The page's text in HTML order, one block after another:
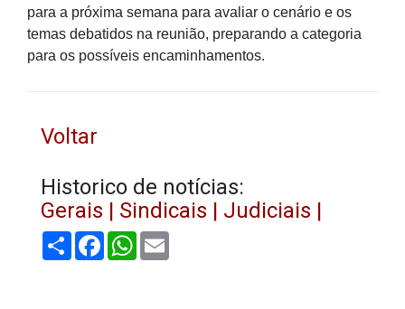
para a próxima semana para avaliar o cenário e os
temas debatidos na reunião, preparando a categoria
para os possíveis encaminhamentos.
Voltar
Historico de notícias:
Gerais | Sindicais | Judiciais |
Share FacebookWhatsApp